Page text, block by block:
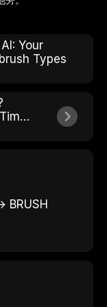
Your
Types
BRUSH